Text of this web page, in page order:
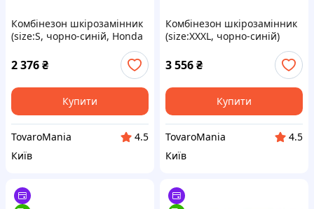
Комбінезон шкірозамінник
(size:S, чорно-синій, Honda
2 376₴
Купити
TovaroMania
4.5
Київ
Комбінезон шкірозамінник
(size:XXXL, чорно-синій)
3 556₴
Купити
TovaroMania
4.5
Київ